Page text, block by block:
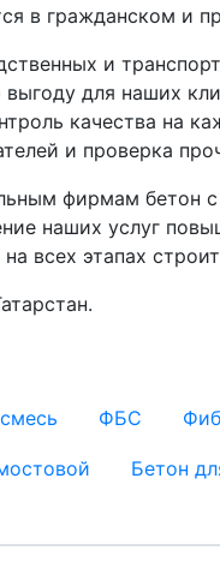
в гражданском и
и
для наших
качества на
и проверка
фирмам бетон
наших услуг
всех этапах
ФБС
Бетон